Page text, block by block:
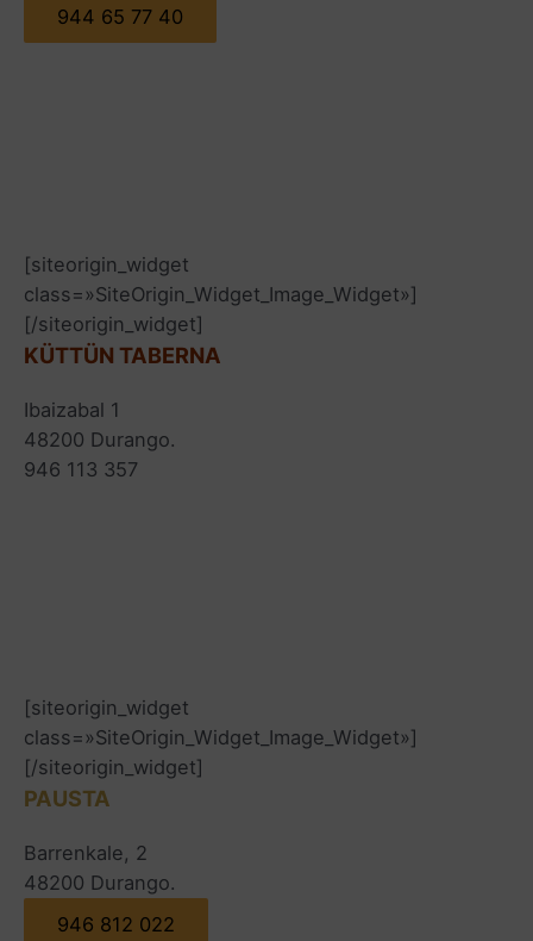
944 65 77 40
[siteorigin_widget
class=»SiteOrigin_Widget_Image_Widget»]
[/siteorigin_widget]
KÜTTÜN TABERNA
Ibaizabal 1
48200 Durango.
946 113 357
[siteorigin_widget
class=»SiteOrigin_Widget_Image_Widget»]
[/siteorigin_widget]
PAUSTA
Barrenkale, 2
48200 Durango.
946 812 022